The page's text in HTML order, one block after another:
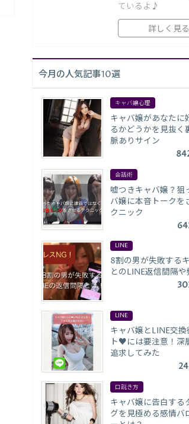
ているよ♪
詳しく見る
今月の人気記事10選
キャバ嬢心理
キャバ嬢があなたに
るかどうかを見抜く
脈ありサイン
会話術
嘘つきキャバ嬢？狙
バ嬢に本音トークを
クニック
LINE
8割の男が失敗する
とのLINE返信間隔
LINE
キャバ嬢とLINE交換
ト♥には要注意！深
追求してみた
口説き方
キャバ嬢に告白する
グを見極める感情バ